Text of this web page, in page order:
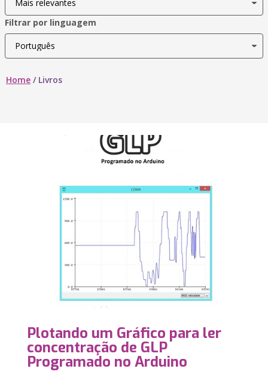
Filtrar por linguagem
Home / Livros
Plotando um Gráfico para ler
concentração de GLP
Programado no Arduino